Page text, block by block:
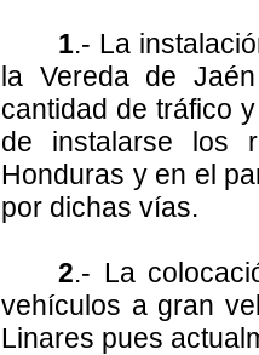
1.- La
la Vereda de
cantidad de tráfico
de instalarse los
Honduras y en el
por dichas vías.
2.- La
vehículos a gran
Linares pues